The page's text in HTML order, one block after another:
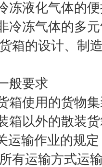
液化气体的
冻气体的多
箱的设计、制
般要求
使用的货物
以外的散装
运输作业的规定
有运输方式运